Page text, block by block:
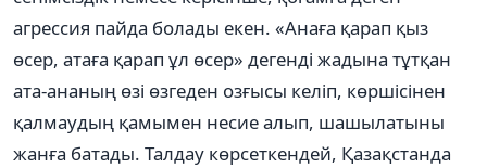
агрессия пайда болады екен. «Анаға қарап қыз
өсер, атаға қарап ұл өсер» дегенді жадына тұтқан
ата-ананың өзі өзгеден озғысы келіп, көршісінен
қалмаудың қамымен несие алып, шашылатыны
жанға батады. Талдау көрсеткендей, Қазақстанда